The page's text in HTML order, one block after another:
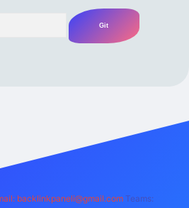
backlinkpaneli@gmail.com Teams: